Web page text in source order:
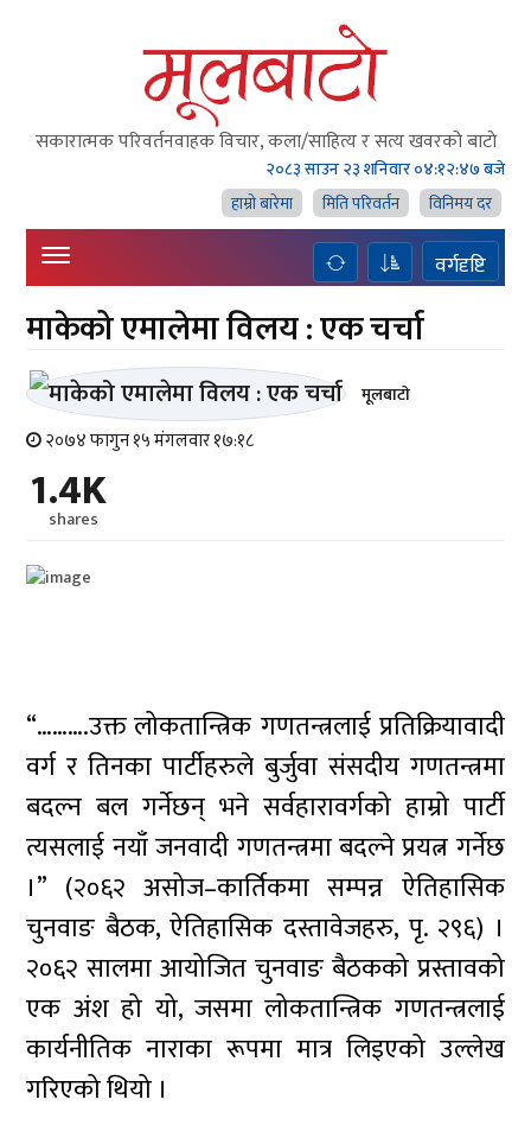
सकारात्मक परिवर्तनवाहक विचार, कला/साहित्य र सत्य खवरको बाटाे
२०८३ साउन २३ शनिवार०४:१२:४८ बजे
हाम्राे बारेमा
मिति परिवर्तन विनिमय दर
वर्गदृष्टि
माकेको एमालेमा विलय : एक चर्चा
मूलबाटाे
२०७४ फागुन १५ मंगलवार १७:१८
1.4K
shares
“……….उक्त लोकतान्त्रिक गणतन्त्रलाई प्रतिक्रियावादी
वर्ग र तिनका पार्टीहरुले बुर्जुवा संसदीय गणतन्त्रमा
बदल्न बल गर्नेछन् भने सर्वहारावर्गको हाम्रो पार्टी
त्यसलाई नयाँ जनवादी गणतन्त्रमा बदल्ने प्रयत्न गर्नेछ
।” (२०६२ असोज–कार्तिकमा सम्पन्न ऐतिहासिक
चुनवाङ बैठक, ऐतिहासिक दस्तावेजहरु, पृ. २९६) ।
२०६२ सालमा आयोजित चुनवाङ बैठकको प्रस्तावको
एक अंश हो यो, जसमा लोकतान्त्रिक गणतन्त्रलाई
कार्यनीतिक नाराका रूपमा मात्र लिइएको उल्लेख
गरिएको थियो ।